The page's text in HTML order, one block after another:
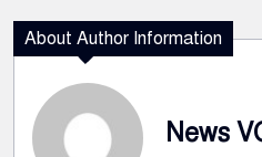
About Author Information
News